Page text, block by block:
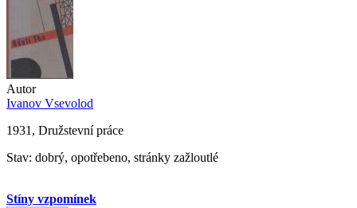
Autor
Ivanov Vsevolod
1931, Družstevní práce
Stav: dobrý, opotřebeno, stránky zažloutlé
Stíny vzpomínek